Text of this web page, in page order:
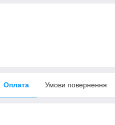
Оплата Умови повернення